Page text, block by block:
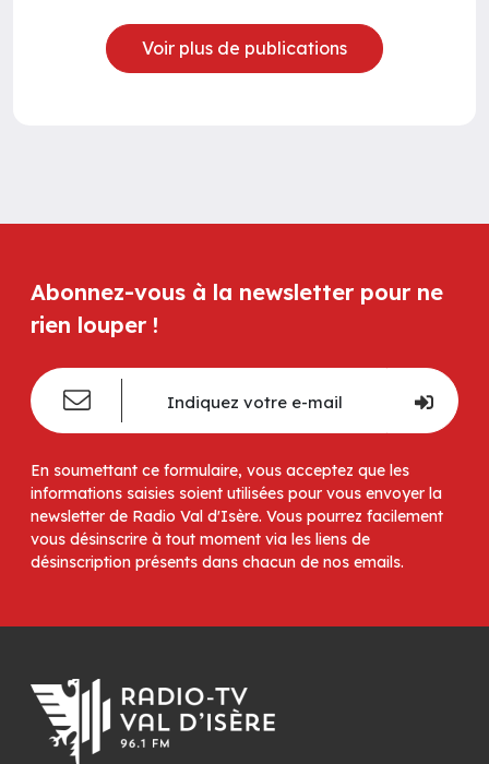
Voir plus de publications
Abonnez-vous à la newsletter pour ne
rien louper !
En soumettant ce formulaire, vous acceptez que les
informations saisies soient utilisées pour vous envoyer la
newsletter de Radio Val d'Isère. Vous pourrez facilement
vous désinscrire à tout moment via les liens de
désinscription présents dans chacun de nos emails.